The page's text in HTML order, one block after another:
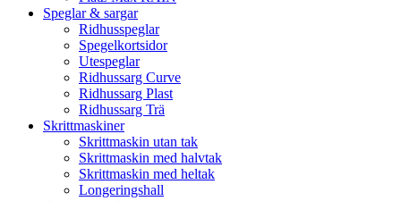
Speglar & sargar
Ridhusspeglar
Spegelkortsidor
Utespeglar
Ridhussarg Curve
Ridhussarg Plast
Ridhussarg Trä
Skrittmaskiner
Skrittmaskin utan tak
Skrittmaskin med halvtak
Skrittmaskin med heltak
Longeringshall